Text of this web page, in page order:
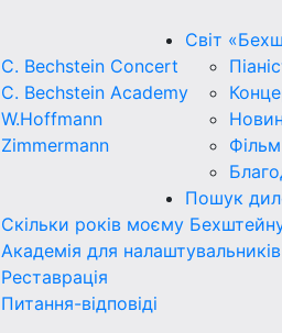
C. Bechstein Concert
C. Bechstein Academy
W.Hoffmann
Zimmermann
Скільки років моєму
Академія для налаштувальників
Реставрація
Питання-відповіді
Світ
Пошук